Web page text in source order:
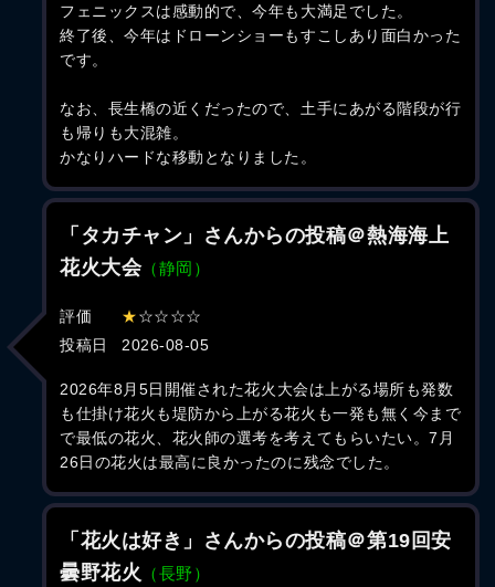
フェニックスは感動的で、今年も大満足でした。
終了後、今年はドローンショーもすこしあり面白かった
です。
なお、長生橋の近くだったので、土手にあがる階段が行
も帰りも大混雑。
かなりハードな移動となりました。
「タカチャン」さんからの投稿＠熱海海上
花火大会（静岡）
評価 ★☆☆☆☆
投稿日
2026-08-05
2026年8月5日開催された花火大会は上がる場所も発数
も仕掛け花火も堤防から上がる花火も一発も無く今まで
で最低の花火、花火師の選考を考えてもらいたい。7月
26日の花火は最高に良かったのに残念でした。
「花火は好き」さんからの投稿＠第19回安
曇野花火 （長野）